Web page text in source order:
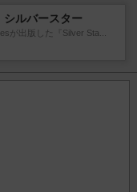
シルバースター
が出版した『Silver Sta...